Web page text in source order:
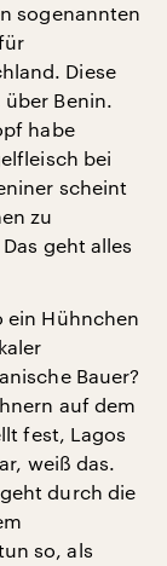
sogenannten
Diese
Benin.
habe
bei
scheint
zu
geht alles
ein Hühnchen
Bauer?
auf dem
fest, Lagos
weiß das.
durch die
so, als